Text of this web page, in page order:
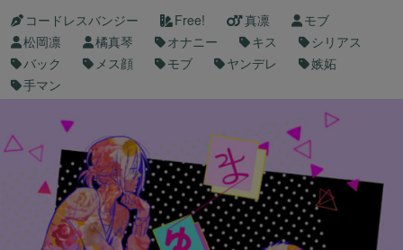
コードレスバンジー Free! 真凛
モブ
松岡凛
橘真琴 オナニー キス
シリアス
バック
メス顔 モブ ヤンデレ
嫉妬
手マン